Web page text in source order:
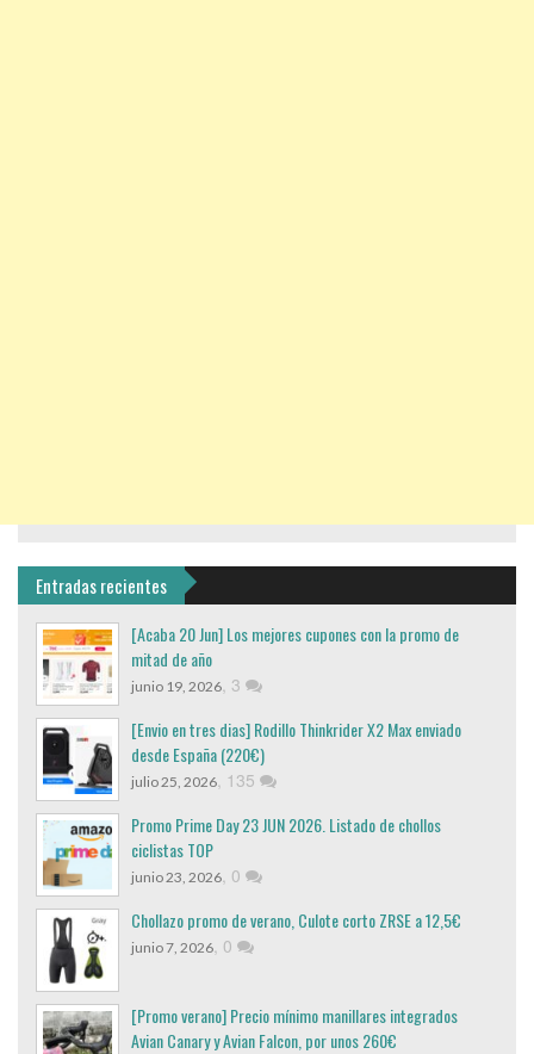
Entradas recientes
[Acaba 20 Jun] Los mejores cupones con la promo de
mitad de año
junio 19, 2026, 3
[Envio en tres dias] Rodillo Thinkrider X2 Max enviado
desde España (220€)
julio 25, 2026, 135
Promo Prime Day 23 JUN 2026. Listado de chollos
ciclistas TOP
junio 23, 2026, 0
Chollazo promo de verano, Culote corto ZRSE a 12,5€
junio 7, 2026, 0
[Promo verano] Precio mínimo manillares integrados
Avian Canary y Avian Falcon, por unos 260€